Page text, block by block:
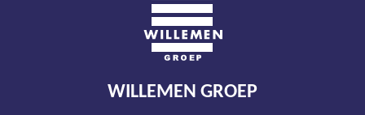
WILLEMEN GROEP